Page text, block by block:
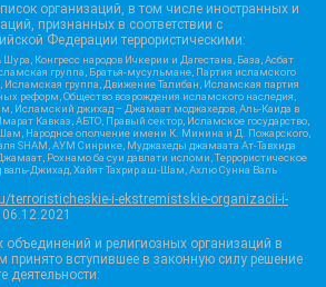
организаций, в том числе иностранных и
признанных в соответствии с
Федерации террористическими:
Конгресс народов Ичкерии и Дагестана, База, Асбат
группа, Братья-мусульмане, Партия исламского
группа, Движение Талибан, Исламская партия
реформ, Общество возрождения исламского наследия,
Исламский джихад – Джамаат моджахедов, Аль-Каида в
Кавказ, АБТО, Правый сектор, Исламское государство,
Народное ополчение имени К. Минина и Д. Пожарского,
SHAM, АУМ Синрике, Муджахеды джамаата Ат-Тавхида
Рохнамо ба суи давлати исломи, Террористическое
валь-Джихад, Хайят Тахрир аш-Шам, Ахлю Сунна Валь
terroristicheskie-i-ekstremistskie-organizacii-i-
06.12.2021
и религиозных организаций в
принято вступившее в законную силу решение
деятельности: